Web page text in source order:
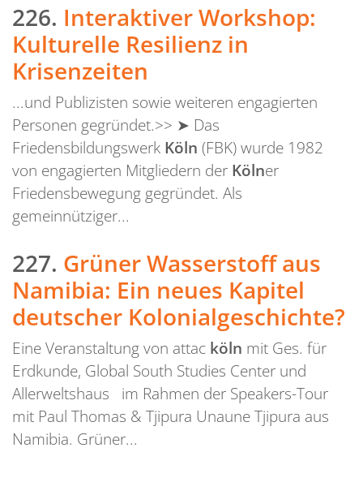
226. Interaktiver Workshop:
Kulturelle Resilienz in
Krisenzeiten
...und Publizisten sowie weiteren engagierten
Personen gegründet.>> ➤ Das
Friedensbildungswerk Köln (FBK) wurde 1982
von engagierten Mitgliedern der Kölner
Friedensbewegung gegründet. Als
gemeinnütziger...
227. Grüner Wasserstoff aus
Namibia: Ein neues Kapitel
deutscher Kolonialgeschichte?
Eine Veranstaltung von attac köln mit Ges. für
Erdkunde, Global South Studies Center und
Allerweltshaus im Rahmen der Speakers-Tour
mit Paul Thomas & Tjipura Unaune Tjipura aus
Namibia. Grüner...